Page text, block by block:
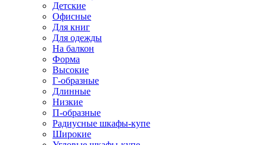
Детские
Офисные
Для книг
Для одежды
На балкон
Форма
Высокие
Г-образные
Длинные
Низкие
П-образные
Радиусные шкафы-купе
Широкие